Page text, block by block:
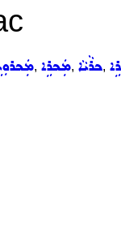
, ܡܲܟܪܹܐ, ܟܪܵܝܵܐ,